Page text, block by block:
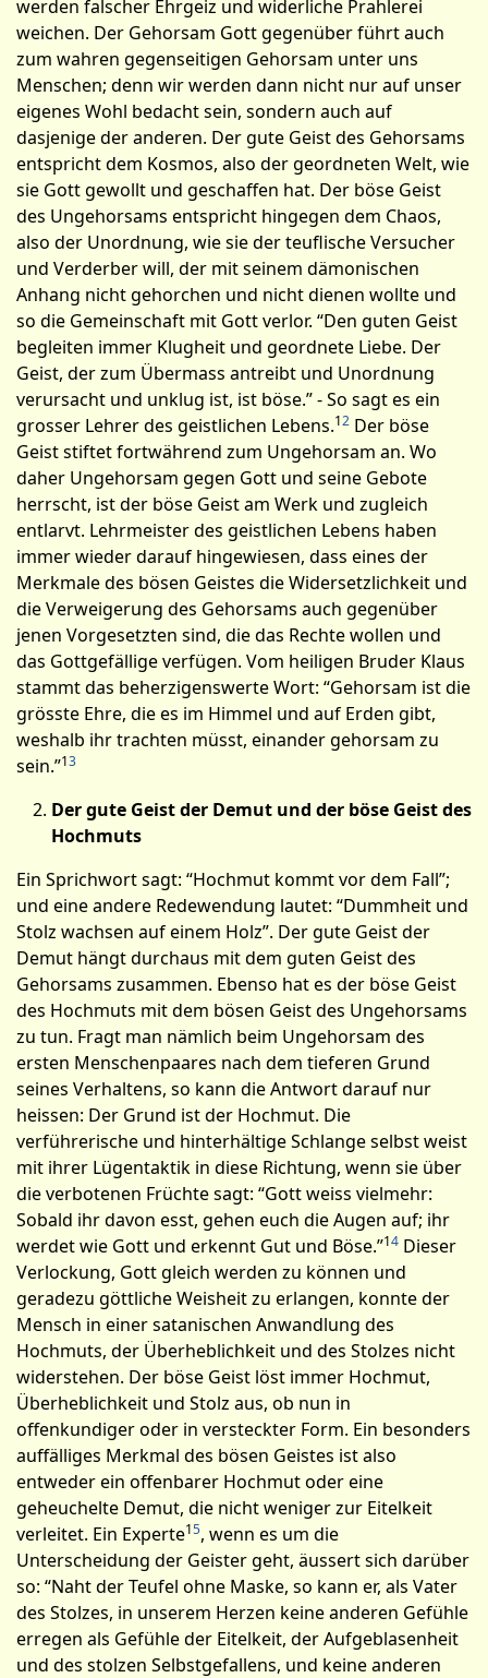
werden falscher Ehrgeiz und widerliche Prahlerei
weichen. Der Gehorsam Gott gegenüber führt auch
zum wahren gegenseitigen Gehorsam unter uns
Menschen; denn wir werden dann nicht nur auf unser
eigenes Wohl bedacht sein, sondern auch auf
dasjenige der anderen. Der gute Geist des Gehorsams
entspricht dem Kosmos, also der geordneten Welt, wie
sie Gott gewollt und geschaffen hat. Der böse Geist
des Ungehorsams entspricht hingegen dem Chaos,
also der Unordnung, wie sie der teuflische Versucher
und Verderber will, der mit seinem dämonischen
Anhang nicht gehorchen und nicht dienen wollte und
so die Gemeinschaft mit Gott verlor. “Den guten Geist
begleiten immer Klugheit und geordnete Liebe. Der
Geist, der zum Übermass antreibt und Unordnung
verursacht und unklug ist, ist böse.” - So sagt es ein
grosser Lehrer des geistlichen Lebens.12 Der böse
Geist stiftet fortwährend zum Ungehorsam an. Wo
daher Ungehorsam gegen Gott und seine Gebote
herrscht, ist der böse Geist am Werk und zugleich
entlarvt. Lehrmeister des geistlichen Lebens haben
immer wieder darauf hingewiesen, dass eines der
Merkmale des bösen Geistes die Widersetzlichkeit und
die Verweigerung des Gehorsams auch gegenüber
jenen Vorgesetzten sind, die das Rechte wollen und
das Gottgefällige verfügen. Vom heiligen Bruder Klaus
stammt das beherzigenswerte Wort: “Gehorsam ist die
grösste Ehre, die es im Himmel und auf Erden gibt,
weshalb ihr trachten müsst, einander gehorsam zu
sein.”13
Der gute Geist der Demut und der böse Geist des
Hoch­muts
Ein Sprichwort sagt: “Hochmut kommt vor dem Fall”;
und eine andere Redewendung lautet: “Dummheit und
Stolz wachsen auf einem Holz”. Der gute Geist der
Demut hängt durchaus mit dem guten Geist des
Gehorsams zusammen. Ebenso hat es der böse Geist
des Hochmuts mit dem bösen Geist des Ungehorsams
zu tun. Fragt man nämlich beim Ungehorsam des
ersten Menschenpaares nach dem tieferen Grund
seines Verhaltens, so kann die Antwort darauf nur
heissen: Der Grund ist der Hochmut. Die
verführerische und hinterhältige Schlange selbst weist
mit ihrer Lügentaktik in diese Richtung, wenn sie über
die verbotenen Früchte sagt: “Gott weiss vielmehr:
Sobald ihr davon esst, gehen euch die Augen auf; ihr
werdet wie Gott und erkennt Gut und Böse.”14 Dieser
Verlockung, Gott gleich werden zu können und
geradezu göttliche Weisheit zu erlangen, konnte der
Mensch in einer satanischen Anwandlung des
Hochmuts, der Überheblichkeit und des Stolzes nicht
widerstehen. Der böse Geist löst immer Hochmut,
Überheblichkeit und Stolz aus, ob nun in
offenkundiger oder in versteckter Form. Ein besonders
auffälliges Merkmal des bösen Geistes ist also
entweder ein offenbarer Hochmut oder eine
geheuchelte Demut, die nicht weniger zur Eitelkeit
verleitet. Ein Experte15, wenn es um die
Unterscheidung der Geister geht, äussert sich darüber
so: “Naht der Teufel ohne Maske, so kann er, als Vater
des Stolzes, in unserem Herzen keine anderen Gefühle
erregen als Gefühle der Eitelkeit, der Aufgeblasenheit
und des stolzen Selbstgefallens, und keine anderen